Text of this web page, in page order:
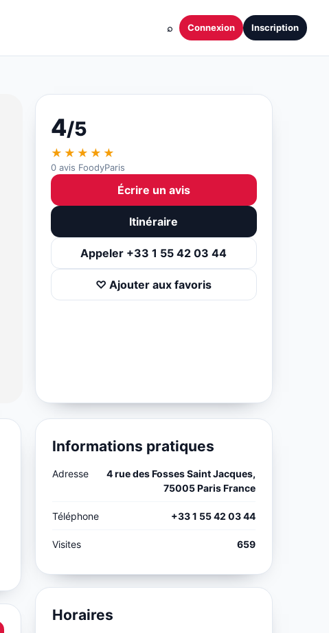
⌕ Connexion Inscription
4/5
★★★★★
0 avis FoodyParis
Écrire un avis
Itinéraire
Appeler +33 1 55 42 03 44
♡ Ajouter aux favoris
Informations pratiques
Adresse
4 rue des Fosses Saint Jacques,
75005 Paris France
Téléphone +33 1 55 42 03 44
Visites 659
Horaires